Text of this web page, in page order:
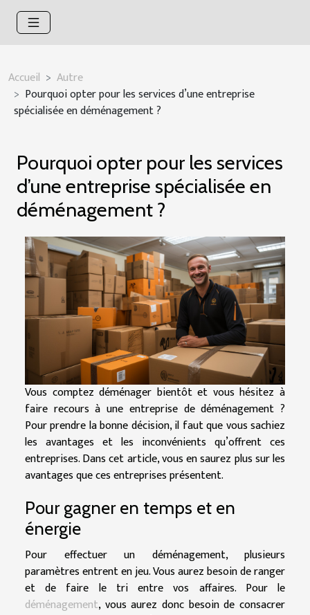
Accueil
Autre
Pourquoi opter pour les services d’une entreprise
spécialisée en déménagement ?
Pourquoi opter pour les services
d’une entreprise spécialisée en
déménagement ?
Vous comptez déménager bientôt et vous hésitez à
faire recours à une entreprise de déménagement ?
Pour prendre la bonne décision, il faut que vous sachiez
les avantages et les inconvénients qu’offrent ces
entreprises. Dans cet article, vous en saurez plus sur les
avantages que ces entreprises présentent.
Pour gagner en temps et en
énergie
Pour effectuer un déménagement, plusieurs
paramètres entrent en jeu. Vous aurez besoin de ranger
et de faire le tri entre vos affaires. Pour le
déménagement, vous aurez donc besoin de consacrer